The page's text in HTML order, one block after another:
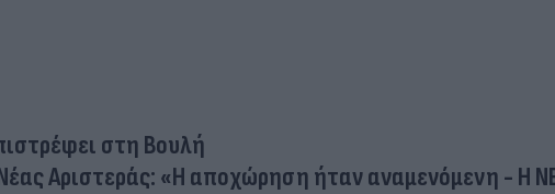
στη Βουλή
Αριστεράς: «Η αποχώρηση ήταν αναμενόμενη - Η